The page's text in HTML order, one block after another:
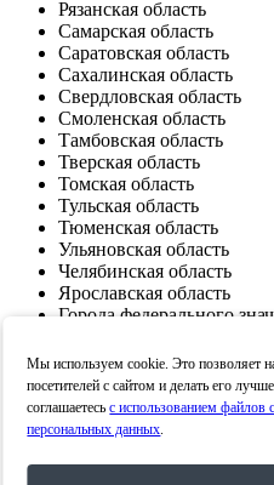
Рязанская область
Самарская область
Саратовская область
Сахалинская область
Свердловская область
Смоленская область
Тамбовская область
Тверская область
Томская область
Тульская область
Тюменская область
Ульяновская область
Челябинская область
Ярославская область
Города федерального
Санкт-Петербург
Севастополь
Автономная область
Еврейская автономная
Ненецкий автономный
Мы используем cookie. Это позволяет
посетителей с сайтом и делать его
соглашаетесьс использованием файлов
персональных данных.